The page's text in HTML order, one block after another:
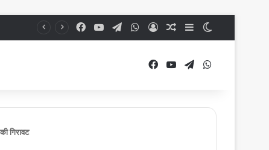
Facebook
YouTubeTelegramWhatsApp
Log InRandom Article
Sidebar
Facebook
YouTubeTelegram
गिरावट